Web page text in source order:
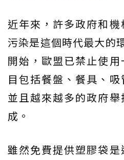
近年來，許多政府和
污染是這個時代最大的
開始，歐盟已禁止使
目包括餐盤、餐具、吸
並且越來越多的政府
成。
雖然免費提供塑膠袋